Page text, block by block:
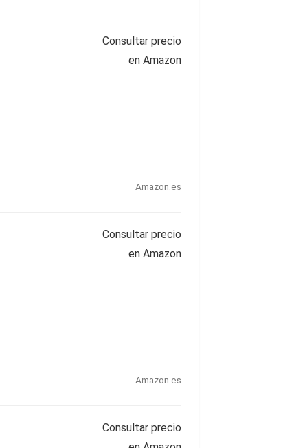
Consultar precio
en Amazon
Amazon.es
Consultar precio
en Amazon
Amazon.es
Consultar precio